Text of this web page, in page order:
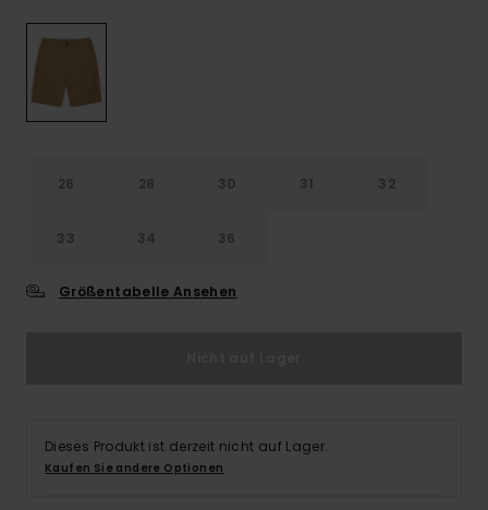
26 28 30 31 32
33 34 36
Größentabelle Ansehen
Dieses Produkt ist derzeit nicht auf Lager.
Kaufen Sie andere Optionen